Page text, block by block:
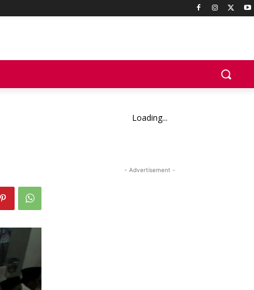
Loading...
- Advertisement -